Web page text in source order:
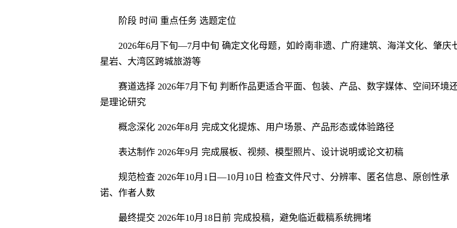
阶段 时间 重点任务 选题定位
2026年6月下旬—7月中旬 确定文化母题，如岭南非遗、广府建筑、海洋文化、肇庆
星岩、大湾区跨城旅游等
赛道选择 2026年7月下旬 判断作品更适合平面、包装、产品、数字媒体、空间环境
是理论研究
概念深化 2026年8月 完成文化提炼、用户场景、产品形态或体验路径
表达制作 2026年9月 完成展板、视频、模型照片、设计说明或论文初稿
规范检查 2026年10月1日—10月10日 检查文件尺寸、分辨率、匿名信息、原创性承
诺、作者人数
最终提交 2026年10月18日前 完成投稿，避免临近截稿系统拥堵